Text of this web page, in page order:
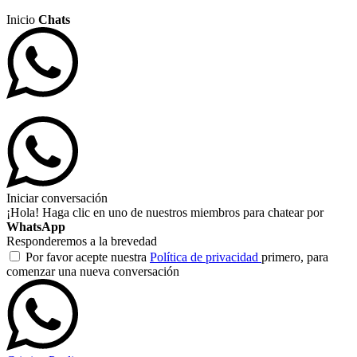
Inicio Chats
Iniciar conversación
¡Hola! Haga clic en uno de nuestros miembros para chatear por
WhatsApp
Responderemos a la brevedad
Por favor acepte nuestra Política de privacidad primero, para
comenzar una nueva conversación